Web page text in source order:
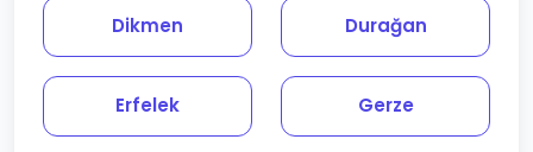
Dikmen Durağan
Erfelek Gerze